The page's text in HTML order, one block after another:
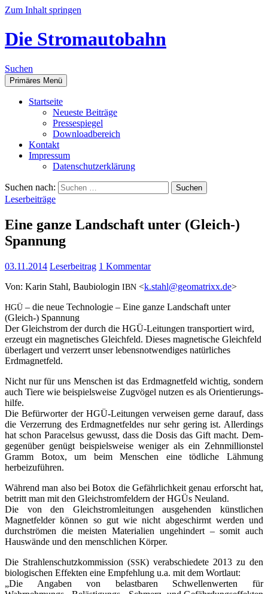
Zum Inhalt springen
Die Stromautobahn
Suchen
Primäres Menü
Start­sei­te
Neu­es­te Beiträge
Pres­se­spie­gel
Down­load­be­reich
Kon­takt
Impres­sum
Daten­schutz­er­klä­rung
Suchen nach:
Leserbeiträge
Eine gan­ze Land­schaft unter (Gleich-)
Spannung
03.11.2014 Leserbeitrag 1 Kommentar
Von: Karin Stahl, Bau­bio­lo­gin IBN <k.stahl@geomatrixx.de>
HGÜ – die neue Tech­no­lo­gie – Eine gan­ze Land­schaft unter
(Gleich-) Span­nung
Der Gleich­strom der durch die HGÜ-Lei­tun­gen trans­por­tiert wird,
erzeugt ein magne­ti­sches Gleich­feld. Die­ses magne­ti­sche Gleich­feld
über­la­gert und ver­zerrt unser lebens­not­wen­di­ges natür­li­ches
Erdmagnetfeld.
Nicht nur für uns Men­schen ist das Erd­ma­gnet­feld wich­tig, son­dern
auch Tie­re wie bei­spiels­wei­se Zug­vö­gel nut­zen es als Ori­en­tie­rungs­
hil­fe.
Die Befür­wor­ter der HGÜ-Lei­tun­gen ver­wei­sen ger­ne dar­auf, dass
die Ver­zer­rung des Erd­ma­gnet­fel­des nur sehr gering ist. Aller­dings
hat schon Para­cel­sus gewusst, dass die Dosis das Gift macht. Dem­
ge­gen­über genügt bei­spiels­wei­se weni­ger als ein Zehn­mil­li­ons­tel
Gramm Botox, um beim Men­schen eine töd­li­che Läh­mung
herbeizuführen.
Wäh­rend man also bei Botox die Gefähr­lich­keit genau erforscht hat,
betritt man mit den Gleich­strom­fel­dern der HGÜs Neu­land.
Die von den Gleich­strom­lei­tun­gen aus­ge­hen­den künst­li­chen
Magnet­fel­der kön­nen so gut wie nicht abge­schirmt wer­den und
durch­strö­men die meis­ten Mate­ria­li­en unge­hin­dert – somit auch
Haus­wän­de und den mensch­li­chen Körper.
Die Strah­len­schutz­kom­mis­si­on (SSK) ver­ab­schie­de­te 2013 zu den
bio­lo­gi­schen Effek­ten eine Emp­feh­lung u.a. mit dem Wort­laut:
„Die Anga­ben von belast­ba­ren Schwel­len­wer­ten für